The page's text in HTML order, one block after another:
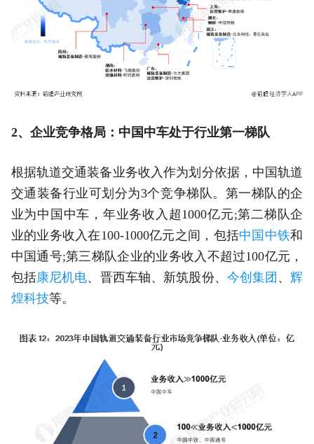
2、企业竞争格局：中国中车处于行业第一梯队
根据轨道交通装备业务收入作为划分依据，中国轨道
交通装备行业可划分为3个竞争梯队。第一梯队的企
业为中国中车，年业务收入超1000亿元;第二梯队企
业的业务收入在100-1000亿元之间，包括中国中铁和
中国通号;第三梯队企业的业务收入不超过100亿元，
包括康尼机电、晋西车轴、新筑股份、 今创集团 、辉
煌科技等。